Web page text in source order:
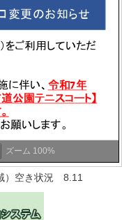
ズーム 100%
）空き状況 8.11